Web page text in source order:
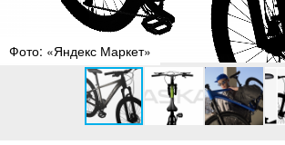
Фото: «Яндекс Маркет»